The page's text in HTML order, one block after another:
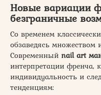
Новые вариации
безграничные
Со временем
обзаведясь множеством
Современный nail art
интерпретации френча,
индивидуальность и
тенденциям: